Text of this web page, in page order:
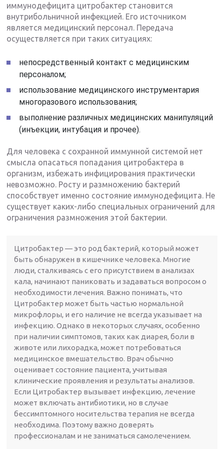
иммунодефицита цитробактер становится
внутрибольничной инфекцией. Его источником
является медицинский персонал. Передача
осуществляется при таких ситуациях:
непосредственный контакт с медицинским
персоналом;
использование медицинского инструментария
многоразового использования;
выполнение различных медицинских манипуляций
(инъекции, интубация и прочее).
Для человека с сохранной иммунной системой нет
смысла опасаться попадания цитробактера в
организм, избежать инфицирования практически
невозможно. Росту и размножению бактерий
способствует именно состояние иммунодефицита. Не
существует каких-либо специальных ограничений для
ограничения размножения этой бактерии.
Цитробактер — это род бактерий, который может
быть обнаружен в кишечнике человека. Многие
люди, сталкиваясь с его присутствием в анализах
кала, начинают паниковать и задаваться вопросом о
необходимости лечения. Важно понимать, что
Цитробактер может быть частью нормальной
микрофлоры, и его наличие не всегда указывает на
инфекцию. Однако в некоторых случаях, особенно
при наличии симптомов, таких как диарея, боли в
животе или лихорадка, может потребоваться
медицинское вмешательство. Врач обычно
оценивает состояние пациента, учитывая
клинические проявления и результаты анализов.
Если Цитробактер вызывает инфекцию, лечение
может включать антибиотики, но в случае
бессимптомного носительства терапия не всегда
необходима. Поэтому важно доверять
профессионалам и не заниматься самолечением.